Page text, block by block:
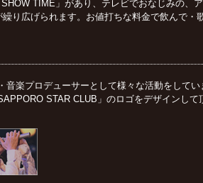
TIME」があり、テレビでおなじみの、
り広げられます。お値打ちな料金で飲んで・
音楽プロデューサーとして様々な活動をしてい
STAR CLUB」のロゴをデザインして